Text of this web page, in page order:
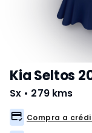
Kia Seltos
Sx • 279 kms
Compra a